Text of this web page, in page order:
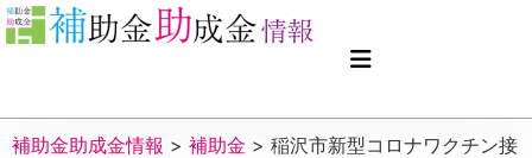
補助金助成金情報 > 補助金 > 稲沢市新型コロナワクチン接